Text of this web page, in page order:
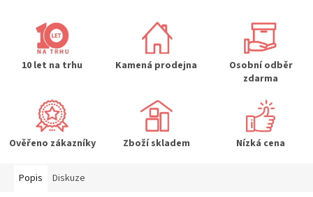
10 let na trhu Kamená prodejna
Osobní odběr
zdarma
Ověřeno zákazníky Zboží skladem Nízká cena
Popis Diskuze